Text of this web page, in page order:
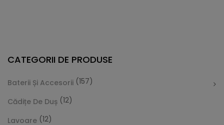
CATEGORII DE PRODUSE
Baterii Și Accesorii (157)
Cădițe De Duș (12)
Lavoare (12)